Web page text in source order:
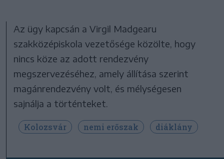
Az ügy kapcsán a Virgil Madgearu
szakközépiskola vezetősége közölte, hogy
nincs köze az adott rendezvény
megszervezéséhez, amely állítása szerint
magánrendezvény volt, és mélységesen
sajnálja a történteket.
Kolozsvár nemi erőszak diáklány